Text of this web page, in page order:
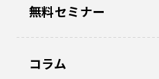
無料セミナー
コラム